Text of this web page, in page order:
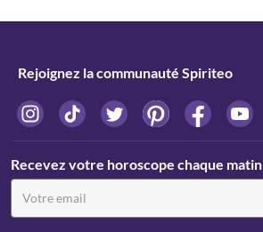
Rejoignez la communauté Spiriteo
Recevez votre horoscope chaque matin